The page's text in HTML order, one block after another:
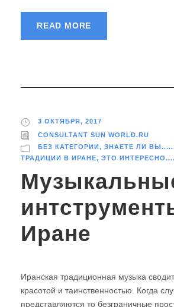
READ MORE
3 ОКТЯБРЯ, 2017
CONSULTANT SUN WORLD.RU
БЕЗ КАТЕГОРИИ , ЗНАЕТЕ ЛИ ВЫ.....
ТРАДИЦИИ В ИРАНЕ, ЭТО
Иране
Иранская традиционная музыка
красотой и таинственностью. Когда
представляются то безграничные